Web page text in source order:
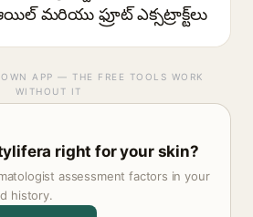
మరియు ఫ్రూట్ ఎక్సట్రాక్ట్‌లు
APP — THE FREE TOOLS WORK
WITHOUT IT
right for your skin?
assessment factors in your
history.